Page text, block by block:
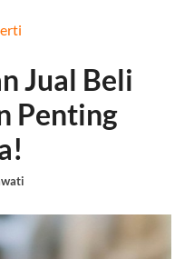
Jual Beli
Penting